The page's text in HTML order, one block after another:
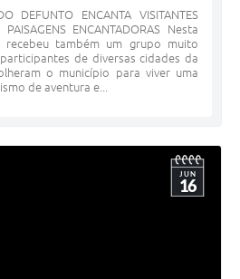
DEFUNTO ENCANTA VISITANTES
ENCANTADORAS Nesta
recebeu também um grupo muito
de diversas cidades da
o município para viver uma
de aventura e...
JUN
16